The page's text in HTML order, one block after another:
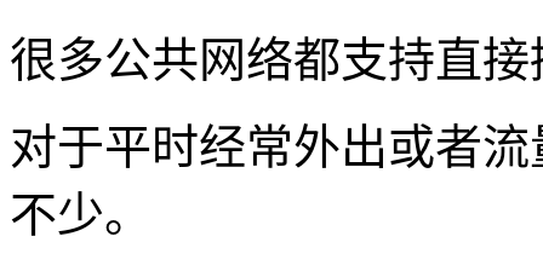
很多公共网络都支持直接
对于平时经常外出或者
不少。